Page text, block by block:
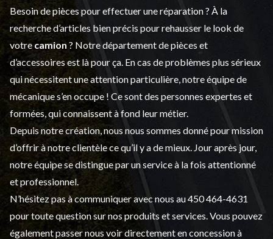
Besoin de pièces pour effectuer une réparation ? À la
recherche d’articles bien précis pour rehausser le look de
votre camion ? Notre département depièces et
d’accessoiresest là pour ça. En cas de problèmes plus sérieux
qui nécessitent une attention particulière, notre équipe de
mécanique s’en occupe ! Ce sont des personnes expertes et
formées, qui connaissent à fond leur métier.
Depuis notre création, nous nous sommes donné pour mission
d’offrir à notre clientèle ce qu’il y a de mieux. Jour après jour,
notre équipe se distingue par un service à la fois attentionné
et professionnel.
N’hésitez pas à communiquer avec nous au450 464-4631
pour toute question sur nos produits et services. Vous pouvez
également passer nous voir directement en concession à